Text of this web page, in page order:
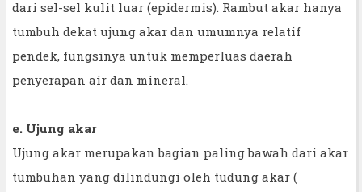
dari sel-sel kulit luar (epidermis). Rambut akar hanya
tumbuh dekat ujung akar dan umumnya relatif
pendek, fungsinya untuk memperluas daerah
penyerapan air dan mineral.
e. Ujung akar
Ujung akar merupakan bagian paling bawah dari akar
tumbuhan yang dilindungi oleh tudung akar (